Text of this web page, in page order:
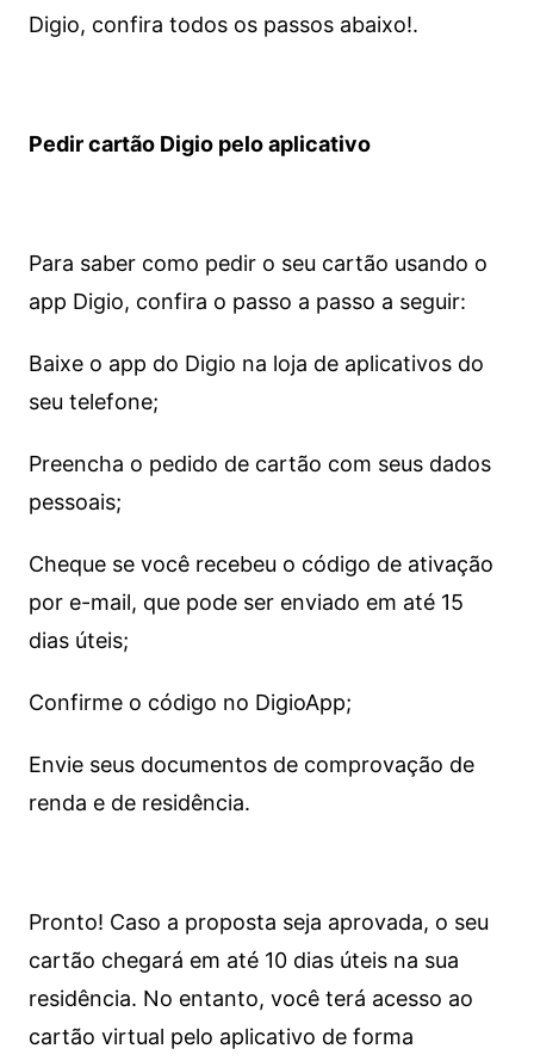
Digio, confira todos os passos abaixo!.
Pedir cartão Digio pelo aplicativo
Para saber como pedir o seu cartão usando o
app Digio, confira o passo a passo a seguir:
Baixe o app do Digio na loja de aplicativos do
seu telefone;
Preencha o pedido de cartão com seus dados
pessoais;
Cheque se você recebeu o código de ativação
por e-mail, que pode ser enviado em até 15
dias úteis;
Confirme o código no DigioApp;
Envie seus documentos de comprovação de
renda e de residência.
Pronto! Caso a proposta seja aprovada, o seu
cartão chegará em até 10 dias úteis na sua
residência. No entanto, você terá acesso ao
cartão virtual pelo aplicativo de forma